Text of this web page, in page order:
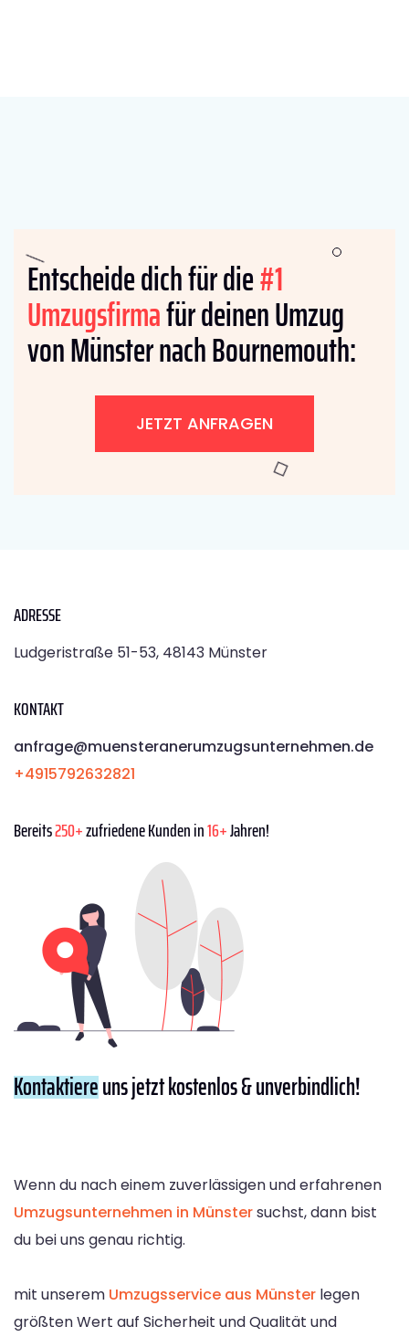
Entscheide dich für die#1
Umzugsfirmafür deinen Umzug
von Münster nach Bournemouth:
JETZT ANFRAGEN
ADRESSE
Ludgeristraße 51-53, 48143 Münster
KONTAKT
anfrage@muensteranerumzugsunternehmen.de
+4915792632821
Bereits250+zufriedene Kunden in16+Jahren!
Kontaktiereuns jetzt kostenlos & unverbindlich!
Wenn du nach einem zuverlässigen und erfahrenen
Umzugsunternehmen in Münstersuchst, dann bist
du bei uns genau richtig.
mit unserem Umzugsservice aus Münster legen
größten Wert auf Sicherheit und Qualität und